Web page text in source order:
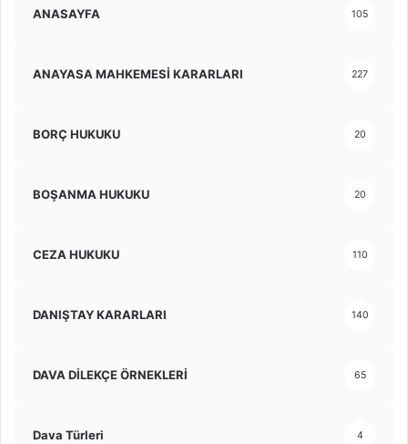
ANASAYFA 105
ANAYASA MAHKEMESİ KARARLARI 227
BORÇ HUKUKU 20
BOŞANMA HUKUKU 20
CEZA HUKUKU 110
DANIŞTAY KARARLARI 140
DAVA DİLEKÇE ÖRNEKLERİ 65
Dava Türleri 4